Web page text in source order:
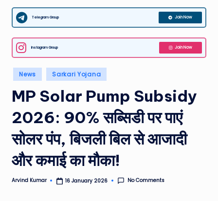
L
a
t
e
st
W
e
a
t
h
er
,
World
Telegram Group Join Now
Instagram Group Join Now
Posted
in
News Sarkari Yojana
MP Solar Pump Subsidy
2026: 90% सब्सिडी पर पाएं
सोलर पंप, बिजली बिल से आजादी
और कमाई का मौका!
Posted
Arvind Kumar 16 January 2026 No Comments